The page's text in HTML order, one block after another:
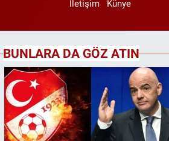
İletişim Künye